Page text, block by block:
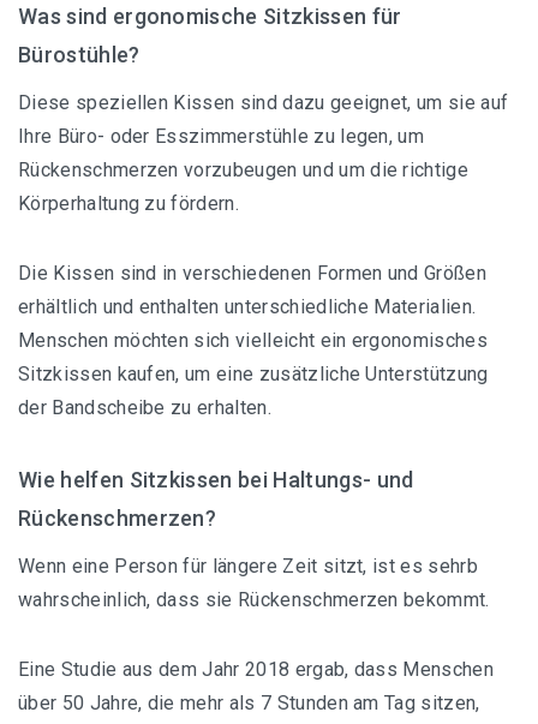
Was sind ergonomische Sitzkissen für
Bürostühle?
Diese speziellen Kissen sind dazu geeignet, um sie auf
Ihre Büro- oder Esszimmerstühle zu legen, um
Rückenschmerzen vorzubeugen und um die richtige
Körperhaltung zu fördern.
Die Kissen sind in verschiedenen Formen und Größen
erhältlich und enthalten unterschiedliche Materialien.
Menschen möchten sich vielleicht ein ergonomisches
Sitzkissen kaufen, um eine zusätzliche Unterstützung
der Bandscheibe zu erhalten.
Wie helfen Sitzkissen bei Haltungs- und
Rückenschmerzen?
Wenn eine Person für längere Zeit sitzt, ist es sehrb
wahrscheinlich, dass sie Rückenschmerzen bekommt.
Eine Studie aus dem Jahr 2018 ergab, dass Menschen
über 50 Jahre, die mehr als 7 Stunden am Tag sitzen,